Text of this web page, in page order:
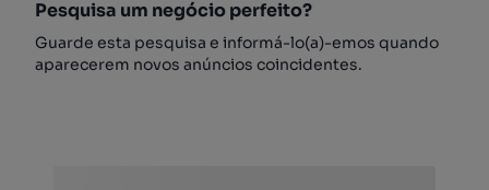
Pesquisa um negócio perfeito?
Guarde esta pesquisa e informá-lo(a)-emos quando
aparecerem novos anúncios coincidentes.